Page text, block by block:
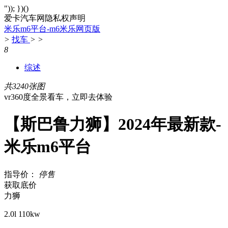
")); })()
爱卡汽车网隐私权声明
米乐m6平台-m6米乐网页版
> 找车 > >
8
综述
共3240张图
vr360度全景看车，立即去体验
【斯巴鲁力狮】2024年最新款-
米乐m6平台
指导价： 停售
获取底价
力狮
2.0l 110kw